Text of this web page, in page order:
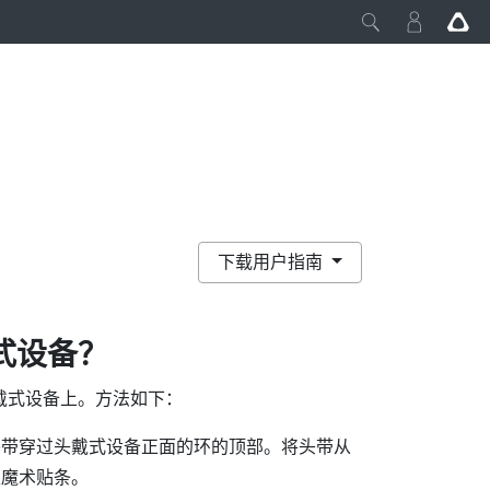
下载用户指南
备？
设备上。方法如下：
穿过头戴式设备正面的环的顶部。将头带从
术贴条。